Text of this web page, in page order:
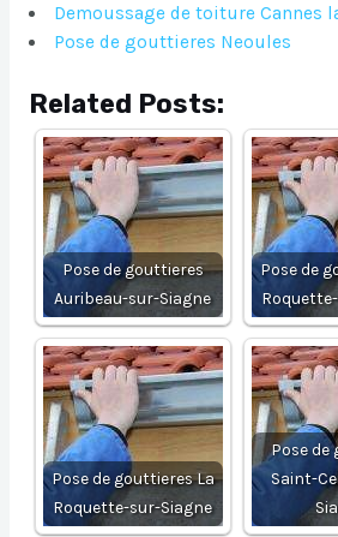
Demoussage de toiture Cannes
Pose de gouttieres Neoules
Related Posts:
Pose de gouttieres
Auribeau-sur-Siagne
Pose de
Pose de gouttieres La
Roquette-sur-Siagne
Pose de
Saint-